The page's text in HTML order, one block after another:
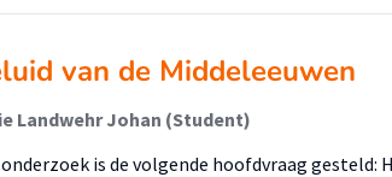
van de Middeleeuwen
Landwehr Johan (Student)
is de volgende hoofdvraag gesteld: